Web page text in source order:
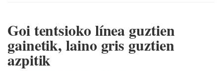
Goi tentsioko línea guztien
gainetik, laino gris guztien
azpitik